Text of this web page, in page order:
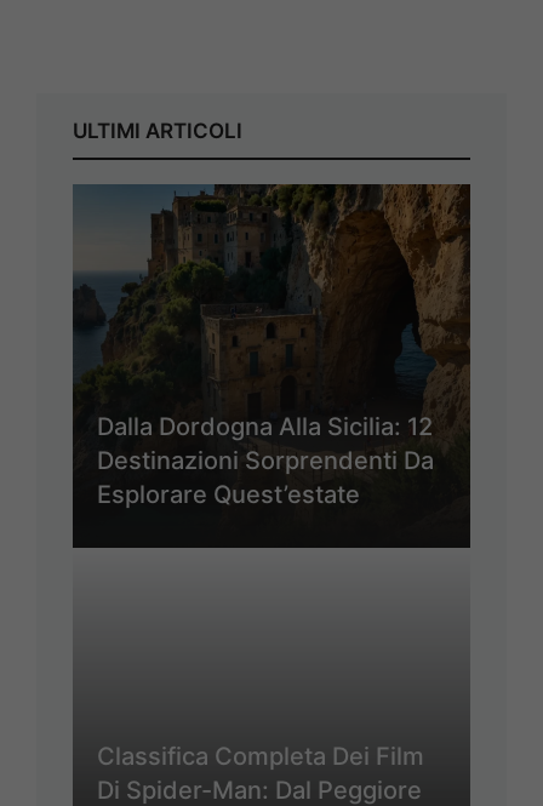
ULTIMI ARTICOLI
Dalla Dordogna Alla Sicilia: 12
Destinazioni Sorprendenti Da
Esplorare Quest’estate
Classifica Completa Dei Film
Di Spider-Man: Dal Peggiore